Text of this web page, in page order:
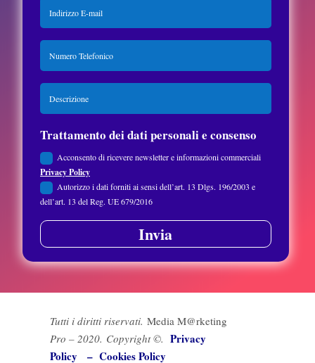
Trattamento dei dati personali e consenso
Acconsento di ricevere newsletter e informazioni commerciali
Privacy Policy
Autorizzo i dati forniti ai sensi dell’art. 13 Dlgs. 196/2003 e
dell’art. 13 del Reg. UE 679/2016
Invia
Tutti i diritti riservati. Media M@rketing
Pro – 2020. Copyright ©. Privacy
Policy – Cookies Policy